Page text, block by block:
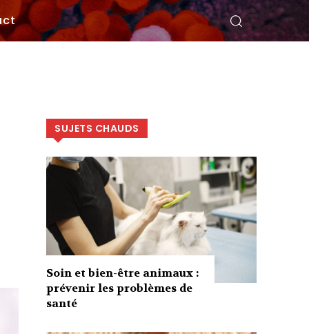
SUJETS CHAUDS
Soin et bien-être animaux :
prévenir les problèmes de
santé